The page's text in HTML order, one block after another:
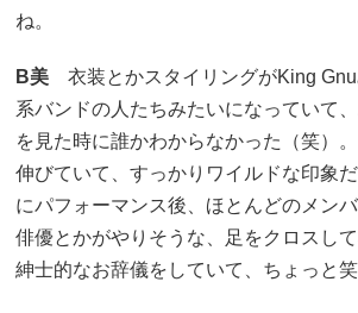
ね。
B美 衣装とかスタイリングがKing
系バンドの人たちみたいになっていて
を見た時に誰かわからなかった（笑）。
伸びていて、すっかりワイルドな印象
にパフォーマンス後、ほとんどのメン
俳優とかがやりそうな、足をクロスし
紳士的なお辞儀をしていて、ちょっと笑